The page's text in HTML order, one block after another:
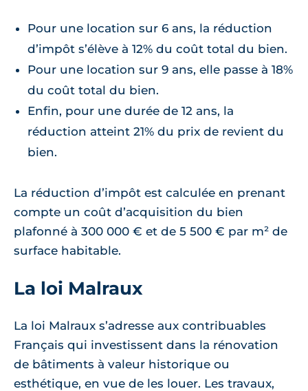
Pour une location sur 6 ans, la réduction
d’impôt s’élève à 12% du coût total du bien.
Pour une location sur 9 ans, elle passe à 18%
du coût total du bien.
Enfin, pour une durée de 12 ans, la
réduction atteint 21% du prix de revient du
bien.
La réduction d’impôt est calculée en prenant
compte un coût d’acquisition du bien
plafonné à 300 000 € et de 5 500 € par m² de
surface habitable.
La loi Malraux
La loi Malraux s’adresse aux contribuables
Français qui investissent dans la rénovation
de bâtiments à valeur historique ou
esthétique, en vue de les louer. Les travaux,